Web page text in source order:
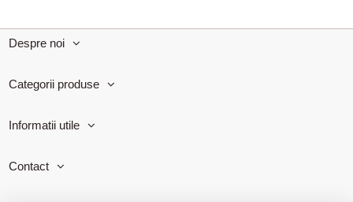
Despre noi
Categorii produse
Informatii utile
Contact